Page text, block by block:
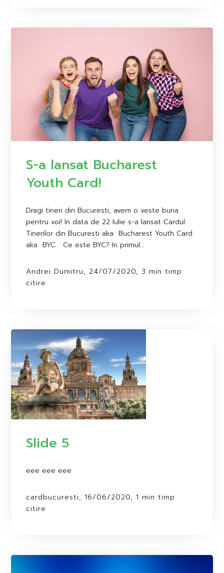
S-a lansat Bucharest
Youth Card!
Dragi tineri din Bucuresti, avem o veste buna
pentru voi! In data de 22 Iulie s-a lansat Cardul
Tinerilor din Bucuresti aka Bucharest Youth Card
aka BYC Ce este BYC? In primul...
Andrei Dumitru, 24/07/2020, 3 min timp
citire
Slide 5
eee eee eee
cardbucuresti, 16/06/2020, 1 min timp
citire